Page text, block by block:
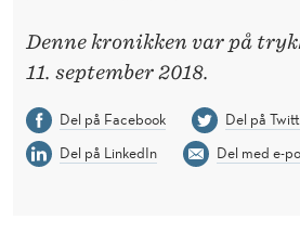
Denne kronikken var på
11. september 2018.
Del på Facebook
Del på
Del på LinkedIn
Del med e-